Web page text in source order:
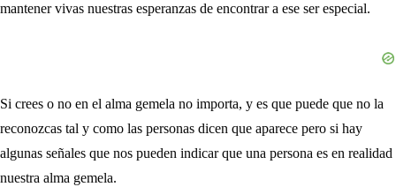
mantener vivas nuestras esperanzas de encontrar a ese ser especial.
Si crees o no en el alma gemela no importa, y es que puede que no la
reconozcas tal y como las personas dicen que aparece pero si hay
algunas señales que nos pueden indicar que una persona es en realidad
nuestra alma gemela.